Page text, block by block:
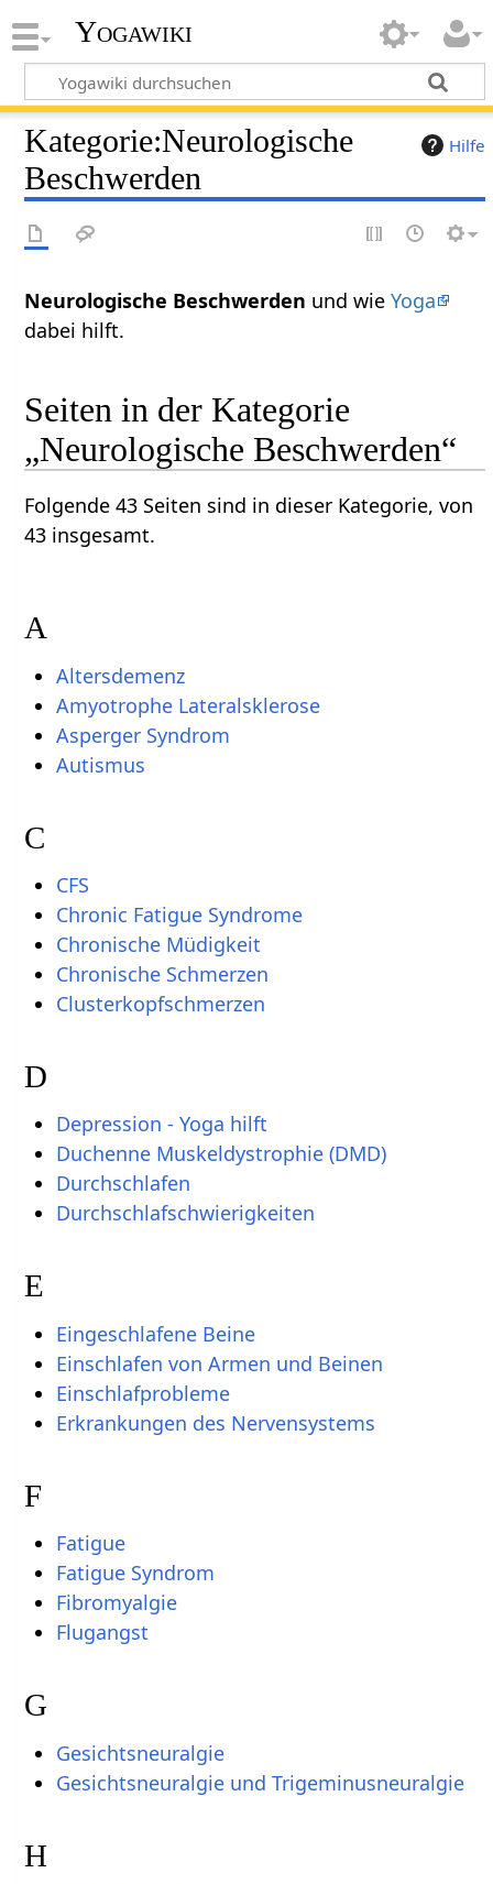
Yogawiki
Hilfe
Kategorie:Neurologische
Beschwerden
Neurologische Beschwerden und wieYoga
dabei hilft.
Seiten in der Kategorie
„Neurologische Beschwerden“
Folgende 43 Seiten sind in dieser Kategorie, von
43 insgesamt.
A
Altersdemenz
Amyotrophe Lateralsklerose
Asperger Syndrom
Autismus
C
CFS
Chronic Fatigue Syndrome
Chronische Müdigkeit
Chronische Schmerzen
Clusterkopfschmerzen
D
Depression - Yoga hilft
Duchenne Muskeldystrophie (DMD)
Durchschlafen
Durchschlafschwierigkeiten
E
Eingeschlafene Beine
Einschlafen von Armen und Beinen
Einschlafprobleme
Erkrankungen des Nervensystems
F
Fatigue
Fatigue Syndrom
Fibromyalgie
Flugangst
G
Gesichtsneuralgie
Gesichtsneuralgie und Trigeminusneuralgie
H